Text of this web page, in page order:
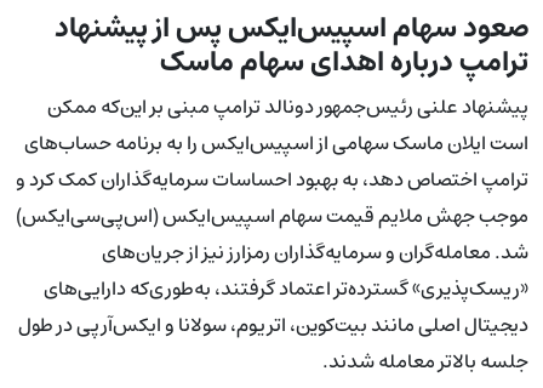
صعود سهام اسپیس‌ایکس پس از پیشنهاد
ترامپ درباره اهدای سهام ماسک
پیشنهاد علنی رئیس‌جمهور دونالد ترامپ مبنی بر این‌که ممکن
است ایلان ماسک سهامی از اسپیس‌ایکس را به برنامه حساب‌های
ترامپ اختصاص دهد، به بهبود احساسات سرمایه‌گذاران کمک کرد و
موجب جهش ملایم قیمت سهام اسپیس‌ایکس (اس‌پی‌سی‌ایکس)
شد. معامله‌گران و سرمایه‌گذاران رمزارز نیز از جریان‌های
«ریسک‌پذیری» گسترده‌تر اعتماد گرفتند، به‌طوری‌که دارایی‌های
دیجیتال اصلی مانند بیت‌کوین، اتریوم، سولانا و ایکس‌آرپی در طول
جلسه بالاتر معامله شدند.